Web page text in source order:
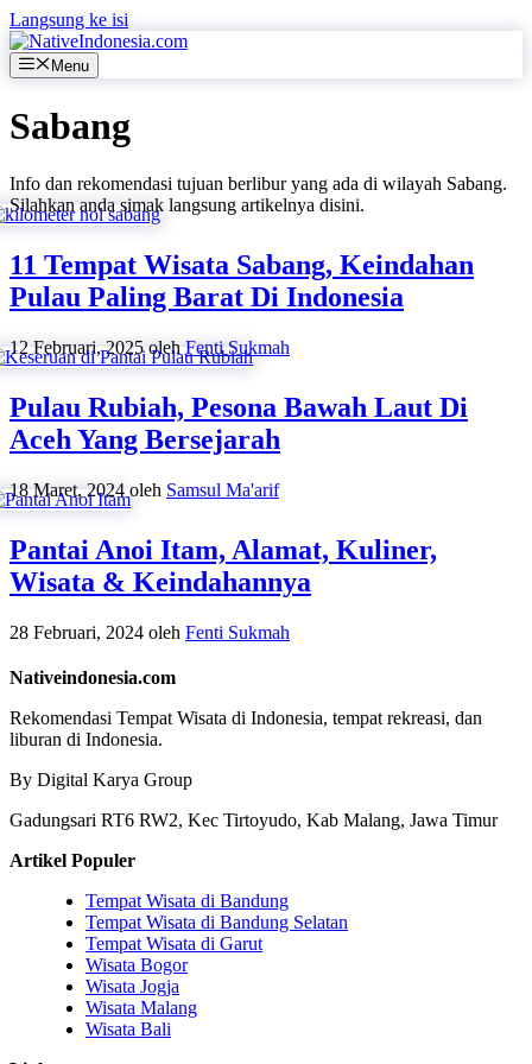
Langsung ke isi
Menu
Sabang
Info dan rekomendasi tujuan berlibur yang ada di wilayah Sabang.
Silahkan anda simak langsung artikelnya disini.
11 Tempat Wisata Sabang, Keindahan
Pulau Paling Barat Di Indonesia
12 Februari, 2025 olehFenti Sukmah
Pulau Rubiah, Pesona Bawah Laut Di
Aceh Yang Bersejarah
18 Maret, 2024 oleh Samsul Ma'arif
Pantai Anoi Itam, Alamat, Kuliner,
Wisata & Keindahannya
28 Februari, 2024 oleh Fenti Sukmah
Nativeindonesia.com
Rekomendasi Tempat Wisata di Indonesia, tempat rekreasi, dan
liburan di Indonesia.
By Digital Karya Group
Gadungsari RT6 RW2, Kec Tirtoyudo, Kab Malang, Jawa Timur
Artikel Populer
Tempat Wisata di Bandung
Tempat Wisata di Bandung Selatan
Tempat Wisata di Garut
Wisata Bogor
Wisata Jogja
Wisata Malang
Wisata Bali